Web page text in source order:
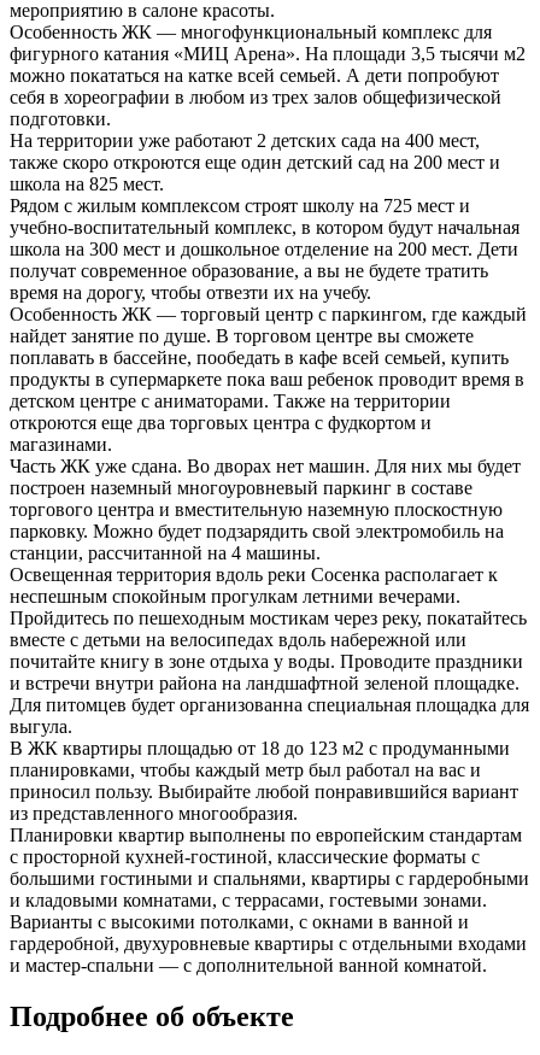
мероприятию в салоне красоты.
Особенность ЖК — многофункциональный комплекс для
фигурного катания «МИЦ Арена». На площади 3,5 тысячи м2
можно покататься на катке всей семьей. А дети попробуют
себя в хореографии в любом из трех залов общефизической
подготовки.
На территории уже работают 2 детских сада на 400 мест,
также скоро откроются еще один детский сад на 200 мест и
школа на 825 мест.
Рядом с жилым комплексом строят школу на 725 мест и
учебно-воспитательный комплекс, в котором будут начальная
школа на 300 мест и дошкольное отделение на 200 мест. Дети
получат современное образование, а вы не будете тратить
время на дорогу, чтобы отвезти их на учебу.
Особенность ЖК — торговый центр с паркингом, где каждый
найдет занятие по душе. В торговом центре вы сможете
поплавать в бассейне, пообедать в кафе всей семьей, купить
продукты в супермаркете пока ваш ребенок проводит время в
детском центре с аниматорами. Также на территории
откроются еще два торговых центра с фудкортом и
магазинами.
Часть ЖК уже сдана. Во дворах нет машин. Для них мы будет
построен наземный многоуровневый паркинг в составе
торгового центра и вместительную наземную плоскостную
парковку. Можно будет подзарядить свой электромобиль на
станции, рассчитанной на 4 машины.
Освещенная территория вдоль реки Сосенка располагает к
неспешным спокойным прогулкам летними вечерами.
Пройдитесь по пешеходным мостикам через реку, покатайтесь
вместе с детьми на велосипедах вдоль набережной или
почитайте книгу в зоне отдыха у воды. Проводите праздники
и встречи внутри района на ландшафтной зеленой площадке.
Для питомцев будет организованна специальная площадка для
выгула.
В ЖК квартиры площадью от 18 до 123 м2 с продуманными
планировками, чтобы каждый метр был работал на вас и
приносил пользу. Выбирайте любой понравившийся вариант
из представленного многообразия.
Планировки квартир выполнены по европейским стандартам
с просторной кухней-гостиной, классические форматы с
большими гостиными и спальнями, квартиры с гардеробными
и кладовыми комнатами, с террасами, гостевыми зонами.
Варианты с высокими потолками, с окнами в ванной и
гардеробной, двухуровневые квартиры с отдельными входами
и мастер-спальни — с дополнительной ванной комнатой.
Подробнее об объекте